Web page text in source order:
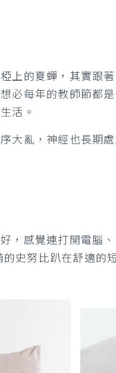
上的夏蟬，其實跟
必每年的教師節都
活。
大亂，神經也長期
，感覺連打開電腦
史努比趴在舒適的